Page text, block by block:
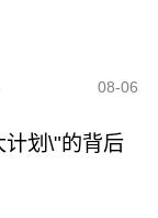
08-06
划\"的背后